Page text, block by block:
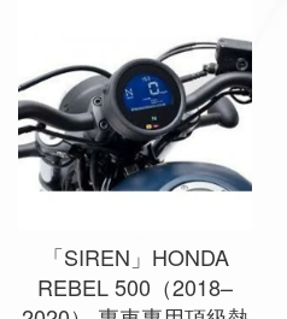
「SIREN」HONDA
REBEL 500（2018–